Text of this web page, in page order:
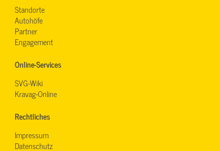
Standorte
Autohöfe
Partner
Engagement
Online-Services
SVG-Wiki
Kravag-Online
Rechtliches
Impressum
Datenschutz